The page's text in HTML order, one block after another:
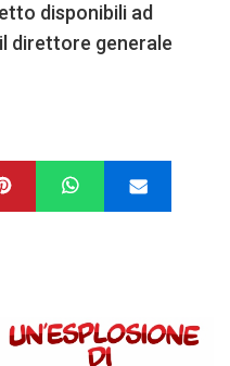
disponibili ad
direttore generale